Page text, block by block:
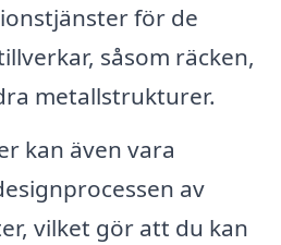
för de
såsom räcken,
metallstrukturer.
kan även vara
av
vilket gör att du kan